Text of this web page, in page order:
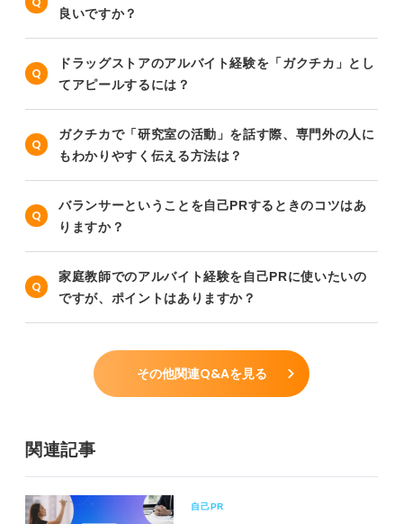
良いですか？
ドラッグストアのアルバイト経験を「ガクチカ」とし
てアピールするには？
ガクチカで「研究室の活動」を話す際、専門外の人に
もわかりやすく伝える方法は？
バランサーということを自己PRするときのコツはあ
りますか？
家庭教師でのアルバイト経験を自己PRに使いたいの
ですが、ポイントはありますか？
その他関連Q&Aを見る
関連記事
自己PR